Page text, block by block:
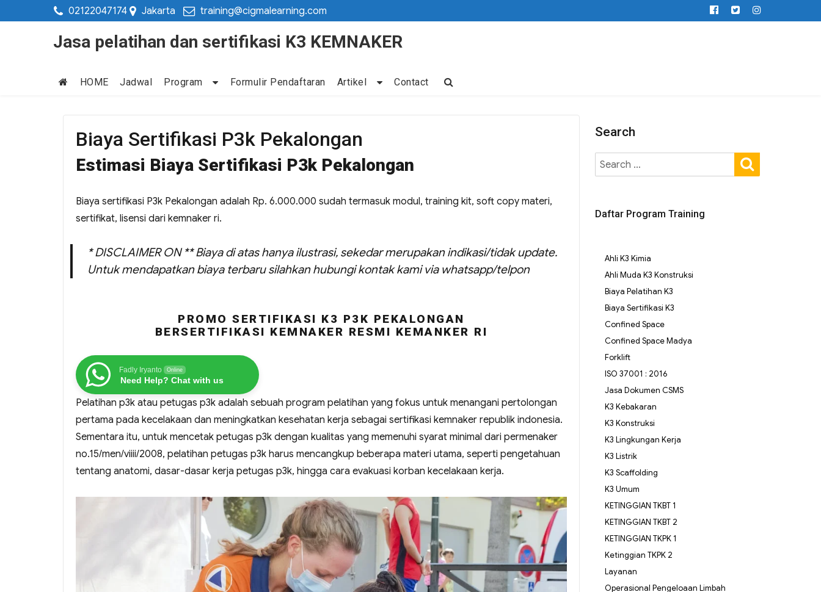
02122047174 Jakarta training@cigmalearning.com
Jasa pelatihan dan sertifikasi K3 KEMNAKER
HOME Jadwal Program Formulir Pendaftaran Artikel Contact
Biaya Sertifikasi P3k Pekalongan
Estimasi Biaya Sertifikasi P3k Pekalongan
Biaya sertifikasi P3k Pekalongan adalah Rp. 6.000.000 sudah termasuk modul, training kit, soft copy materi,
sertifikat, lisensi dari kemnaker ri.
* DISCLAIMER ON ** Biaya di atas hanya ilustrasi, sekedar merupakan indikasi/tidak update.
Untuk mendapatkan biaya terbaru silahkan hubungi kontak kami via whatsapp/telpon
PROMO SERTIFIKASI K3 P3K PEKALONGAN
BERSERTIFIKASI KEMNAKER RESMI KEMANKER RI
Fadly Iryanto Online
Need Help? Chat with us
Pelatihan p3k atau petugas p3k adalah sebuah program pelatihan yang fokus untuk menangani pertolongan
pertama pada kecelakaan dan meningkatkan kesehatan kerja sebagai sertifikasi kemnaker republik indonesia.
Sementara itu, untuk mencetak petugas p3k dengan kualitas yang memenuhi syarat minimal dari permenaker
no.15/men/viiii/2008, pelatihan petugas p3k harus mencangkup beberapa materi utama, seperti pengetahuan
tentang anatomi, dasar-dasar kerja petugas p3k, hingga cara evakuasi korban kecelakaan kerja.
Search
Daftar Program Training
Ahli K3 Kimia
Ahli Muda K3 Konstruksi
Biaya Pelatihan K3
Biaya Sertifikasi K3
Confined Space
Confined Space Madya
Forklift
ISO 37001 : 2016
Jasa Dokumen CSMS
K3 Kebakaran
K3 Konstruksi
K3 Lingkungan Kerja
K3 Listrik
K3 Scaffolding
K3 Umum
KETINGGIAN TKBT 1
KETINGGIAN TKBT 2
KETINGGIAN TKPK 1
Ketinggian TKPK 2
Layanan
Operasional Pengeloaan Limbah